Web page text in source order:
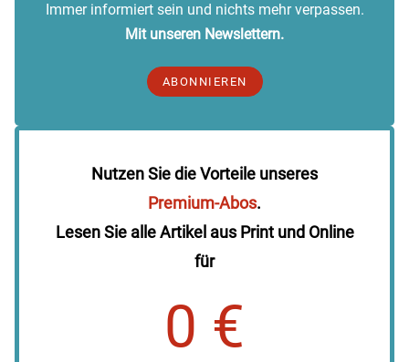
Immer informiert sein und nichts mehr verpassen.
Mit unseren Newslettern.
ABONNIEREN
Nutzen Sie die Vorteile unseres
Premium-Abos.
Lesen Sie alle Artikel aus Print und Online
für
0 €